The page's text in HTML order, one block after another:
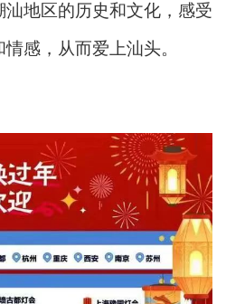
地区的历史和文化，感受
感，从而爱上汕头。